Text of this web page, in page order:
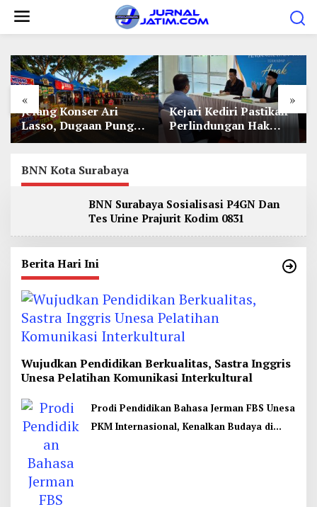
« »
Jelang Konser Ari
Lasso, Dugaan Pungli
Lapak UMKM di Hari
Kejari Kediri Pastikan
Perlindungan Hak
Anak Lewat Penetapan
BNN Kota Surabaya
BNN Surabaya Sosialisasi P4GN Dan
Tes Urine Prajurit Kodim 0831
Berita Hari Ini
Wujudkan Pendidikan Berkualitas, Sastra Inggris
Unesa Pelatihan Komunikasi Interkultural
Prodi Pendidikan Bahasa Jerman FBS Unesa
PKM Internasional, Kenalkan Budaya di